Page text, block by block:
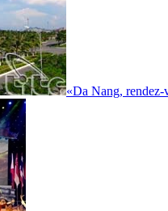
«Da Nang, rendez-